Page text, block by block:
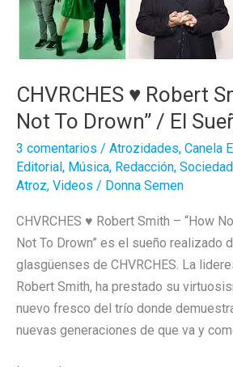
CHVRCHES ♥ Robert
Not To Drown” / El
3 comentarios / Atrozidades, Canela
Editorial, Música, Redacción, Sociedad
Atroz, Videos / Donna Semen
CHVRCHES ♥ Robert Smith – “How
Not To Drown” es el sueño realizado
glasgüenses de CHVRCHES. La
Robert Smith, ha prestado su
nuevo fresco del trío donde
nuevas generaciones de que va y